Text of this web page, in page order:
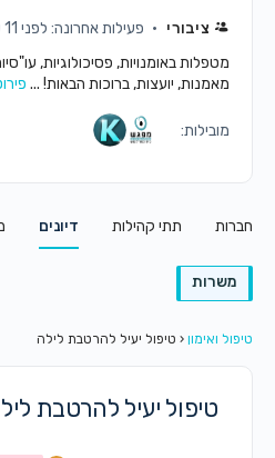
ציבורי
פעילות אחרונה: לפני 11 שעות
מטפלות באומנויות, פסיכולוגיות,
מאמנות, יועצות, ברוכות הבאות! ...
מובילות:
חברות תתי קהילות דיונים
משרות
טיפול ואימון ‹ טיפול יעיל להרטבת לילה
טיפול יעיל להרטבת